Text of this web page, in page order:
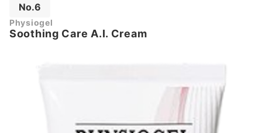
No.6
Physiogel
Soothing Care A.I. Cream